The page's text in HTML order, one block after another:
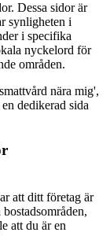
Dessa sidor är
synligheten i
i specifika
nyckelord för
områden.
nära mig',
dedikerad sida
att ditt företag är
att du är en